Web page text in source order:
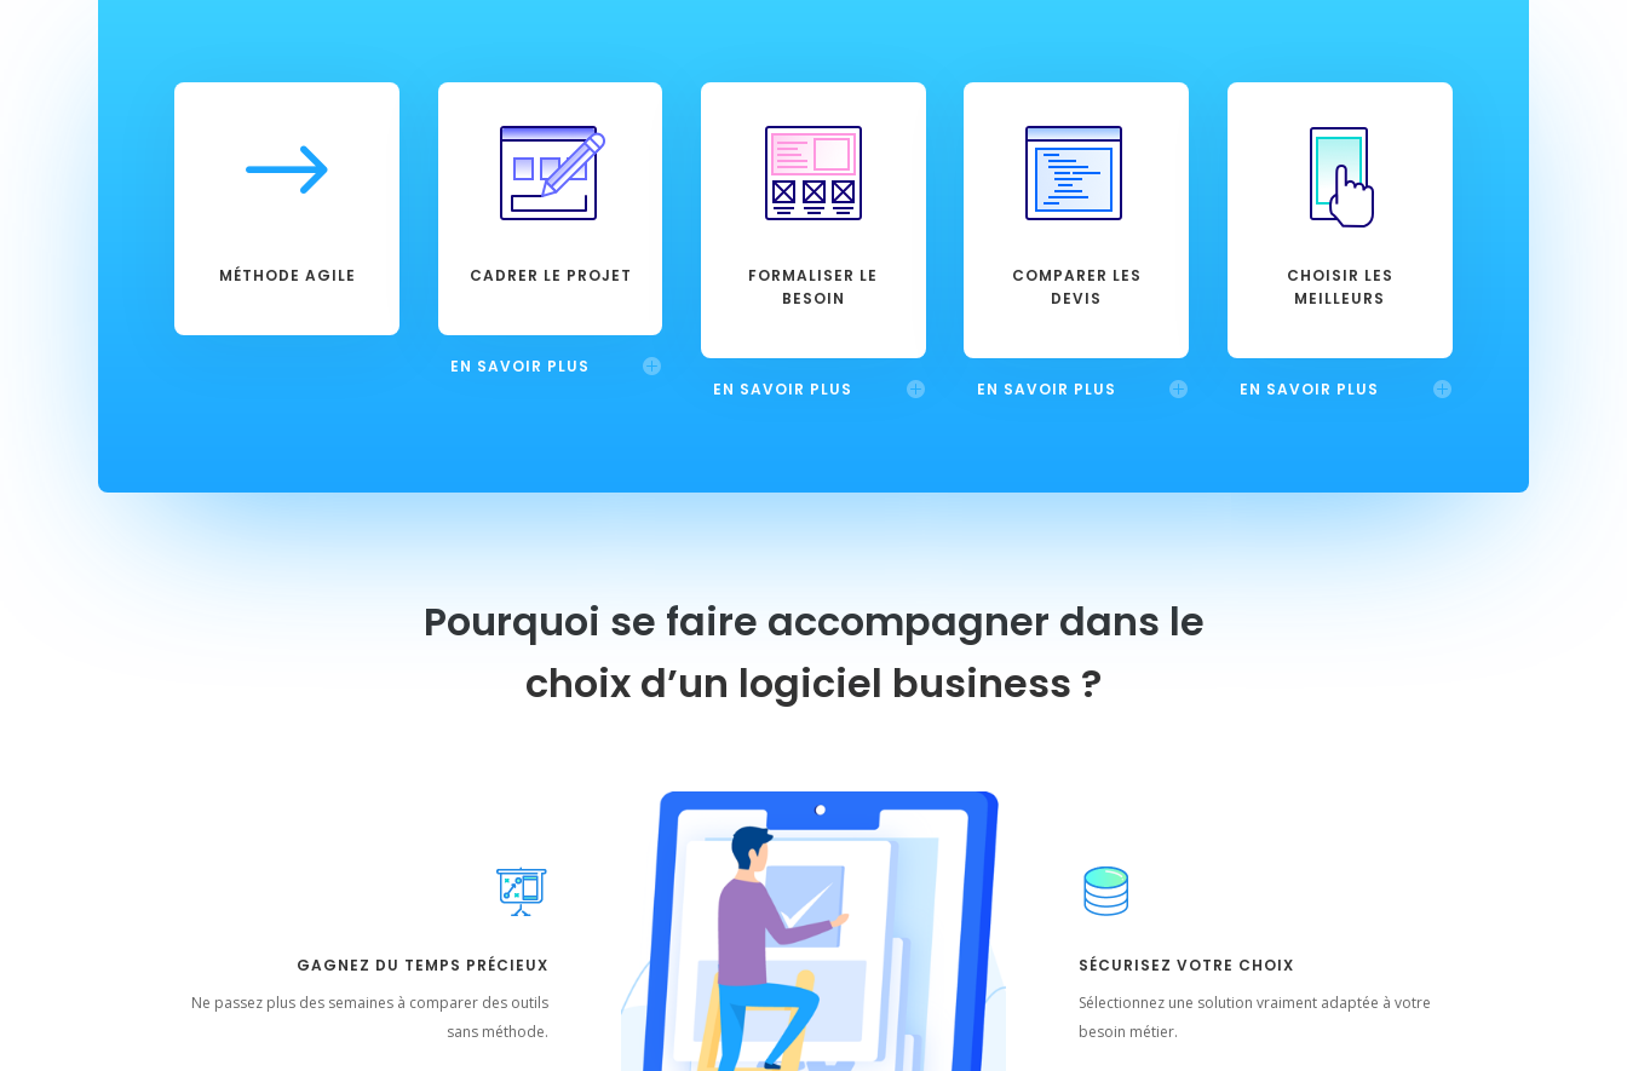
$
MÉTHODE AGILE CADRER LE PROJET
EN SAVOIR PLUS
FORMALISER LE
BESOIN
EN SAVOIR PLUS
COMPARER LES
DEVIS
EN SAVOIR PLUS
CHOISIR LES
MEILLEURS
EN SAVOIR PLUS
Pourquoi se faire accompagner dans le
choix d’un logiciel business ?
GAGNEZ DU TEMPS PRÉCIEUX
Ne passez plus des semaines à comparer des outils
sans méthode.
SÉCURISEZ VOTRE CHOIX
Sélectionnez une solution vraiment adaptée à votre
besoin métier.